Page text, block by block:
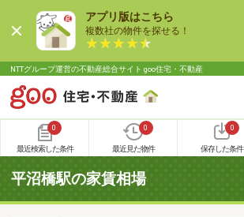
アプリ版はこちら
複数社の物件を探せる！
NTTグループ運営の不動産総合サイト goo住宅・不動産
0
最近検索した条件
0
最近見た物件
0
保存した条件
平沼橋駅の家賃相場